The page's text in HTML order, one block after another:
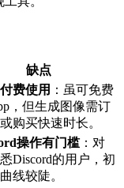
缺点
费使用 ：虽可免费
，但生成图像需订
购买快速时长。
操作有门槛：对
Discord的用户，初
线较陡。